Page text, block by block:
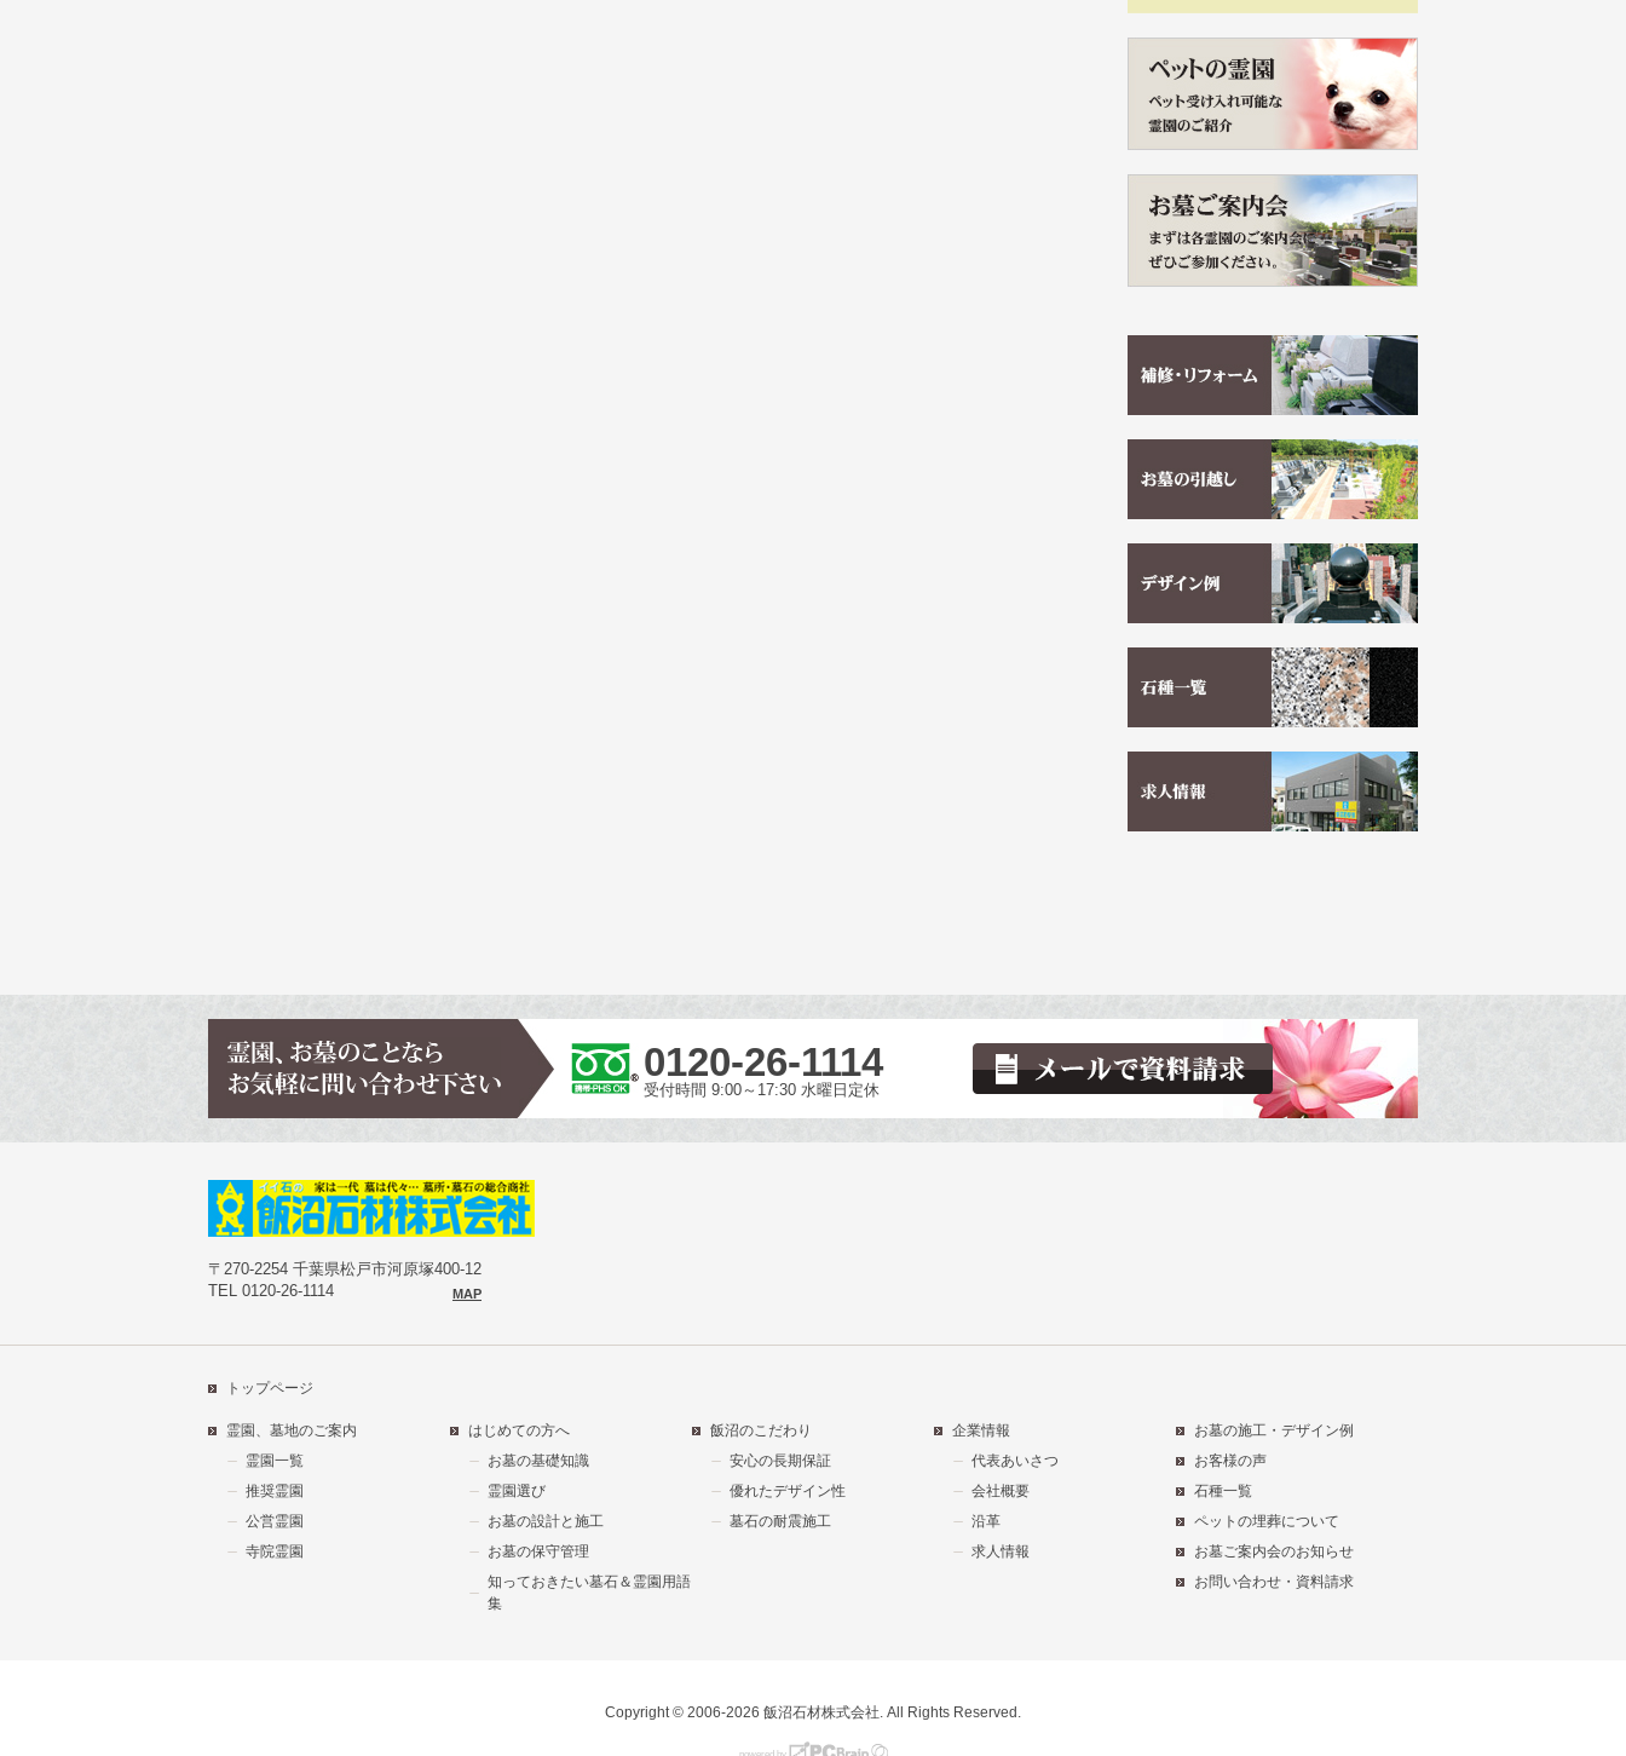
0120-26-1114
受付時間 9:00～17:30 水曜日定休
〒270-2254 千葉県松戸市河原塚400-12
TEL 0120-26-1114
MAP
トップページ
霊園、墓地のご案内
霊園一覧
推奨霊園
公営霊園
寺院霊園
はじめての方へ
お墓の基礎知識
霊園選び
お墓の設計と施工
お墓の保守管理
知っておきたい墓石＆霊園用語
集
飯沼のこだわり
安心の長期保証
優れたデザイン性
墓石の耐震施工
企業情報
代表あいさつ
会社概要
沿革
求人情報
お墓の施工・デザイン例
お客様の声
石種一覧
ペットの埋葬について
お墓ご案内会のお知らせ
お問い合わせ・資料請求
Copyright © 2006-2026 飯沼石材株式会社. All Rights Reserved.
powered by